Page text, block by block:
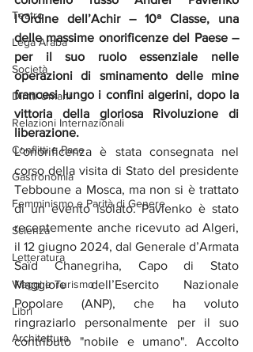
Teatro
Lega Araba
Società
Diritti Umani
Relazioni Internazionali
Conflitti e Pace
Gastronomia
Femminismo e Parità di Genere
Scienza
Letteratura
Viaggi e Turismo
Libri
Architettura
l’Ordine dell’Achir – 10ª Classe, una
delle massime onorificenze del Paese –
per il suo ruolo essenziale nelle
operazioni di sminamento delle mine
francesi lungo i confini algerini, dopo la
vittoria della gloriosa Rivoluzione di
liberazione.
L'onorificenza è stata consegnata nel
corso della visita di Stato del presidente
Tebboune a Mosca, ma non si è trattato
di un evento isolato. Pavlenko è stato
recentemente anche ricevuto ad Algeri,
il 12 giugno 2024, dal Generale d’Armata
Saïd Chanegriha, Capo di Stato
Maggiore dell’Esercito Nazionale
Popolare (ANP), che ha voluto
ringraziarlo personalmente per il suo
contributo "nobile e umano". Accolto